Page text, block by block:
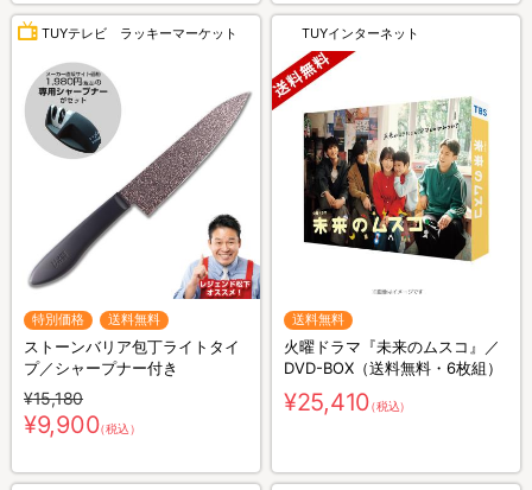
TUYテレビ ラッキーマーケット
特別価格 送料無料
ストーンバリア包丁ライトタイ
プ／シャープナー付き
¥15,180
¥9,900（税込）
TUYインターネット
送料無料
火曜ドラマ『未来のムスコ』／
DVD-BOX（送料無料・6枚組）
¥25,410（税込）